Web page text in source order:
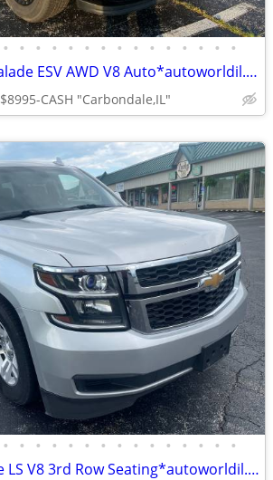
• • • • • • • • • • • • • • •
2011 Cadillac Escalade ESV AWD V8 Auto*autoworldil.com*LOADED/3rd ROW
$8995-CASH "Carbondale,IL"
• • • • • • • • • • • • • • •
2016 Chevy Tahoe LS V8 3rd Row Seating*autoworldil.com *MUST SEE THIS*